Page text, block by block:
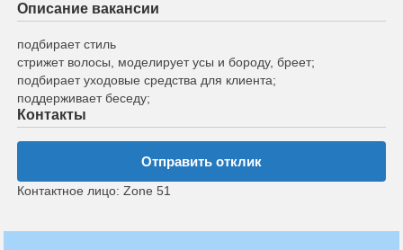
Описание вакансии
подбирает стиль
стрижет волосы, моделирует усы и бороду, бреет;
подбирает уходовые средства для клиента;
поддерживает беседу;
Контакты
Отправить отклик
Контактное лицо: Zone 51